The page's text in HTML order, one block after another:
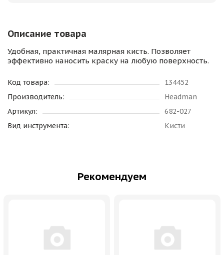
Описание товара
Удобная, практичная малярная кисть. Позволяет
эффективно наносить краску на любую поверхность.
Код товара:
134452
Производитель:
Headman
Артикул:
682-027
Вид инструмента:
Кисти
Рекомендуем